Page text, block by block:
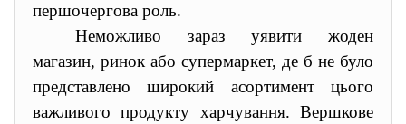
першочергова роль.
Неможливо зараз уявити жоден
магазин, ринок або супермаркет, де б не було
представлено широкий асортимент цього
важливого продукту харчування. Вершкове